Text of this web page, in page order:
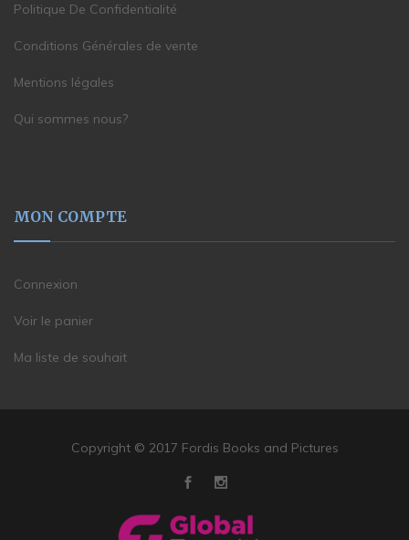
Politique De Confidentialité
Conditions Générales de vente
Mentions légales
Qui sommes nous?
MON COMPTE
Connexion
Voir le panier
Ma liste de souhait
Copyright © 2017 Fordis Books and Pictures